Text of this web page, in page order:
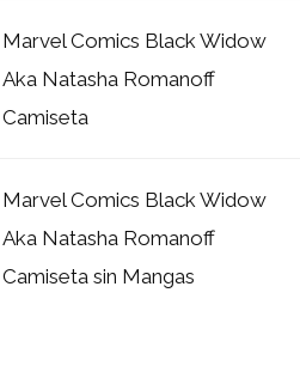
Marvel Comics Black Widow
Aka Natasha Romanoff
Camiseta
Marvel Comics Black Widow
Aka Natasha Romanoff
Camiseta sin Mangas